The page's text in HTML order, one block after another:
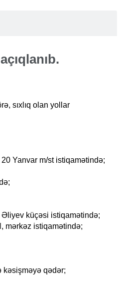
sıxlıq olan yollar
Yanvar m/st istiqamətində;
küçəsi istiqamətində;
mərkəz istiqamətində;
kəsişməyə qədər;